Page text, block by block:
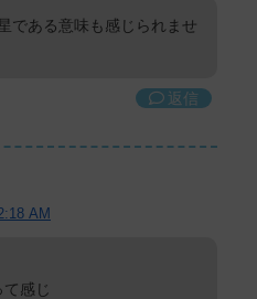
である意味も感じられませ
返信
AM
感じ